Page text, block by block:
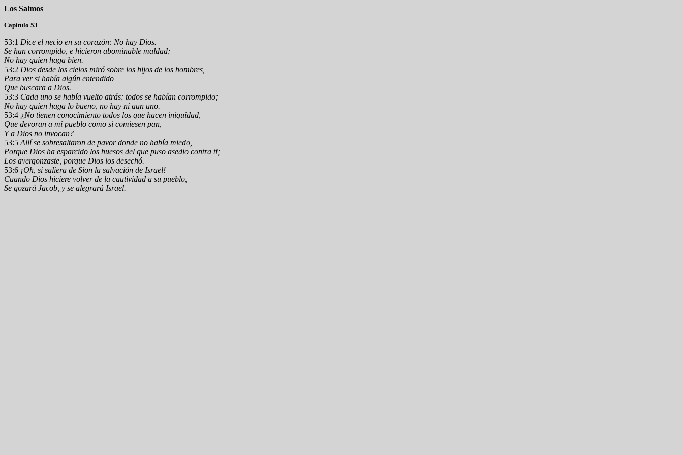
Los Salmos
Capítulo 53
53:1 Dice el necio en su corazón: No hay Dios.
Se han corrompido, e hicieron abominable maldad;
No hay quien haga bien.
53:2 Dios desde los cielos miró sobre los hijos de los hombres,
Para ver si había algún entendido
Que buscara a Dios.
53:3 Cada uno se había vuelto atrás; todos se habían corrompido;
No hay quien haga lo bueno, no hay ni aun uno.
53:4 ¿No tienen conocimiento todos los que hacen iniquidad,
Que devoran a mi pueblo como si comiesen pan,
Y a Dios no invocan?
53:5 Allí se sobresaltaron de pavor donde no había miedo,
Porque Dios ha esparcido los huesos del que puso asedio contra ti;
Los avergonzaste, porque Dios los desechó.
53:6 ¡Oh, si saliera de Sion la salvación de Israel!
Cuando Dios hiciere volver de la cautividad a su pueblo,
Se gozará Jacob, y se alegrará Israel.